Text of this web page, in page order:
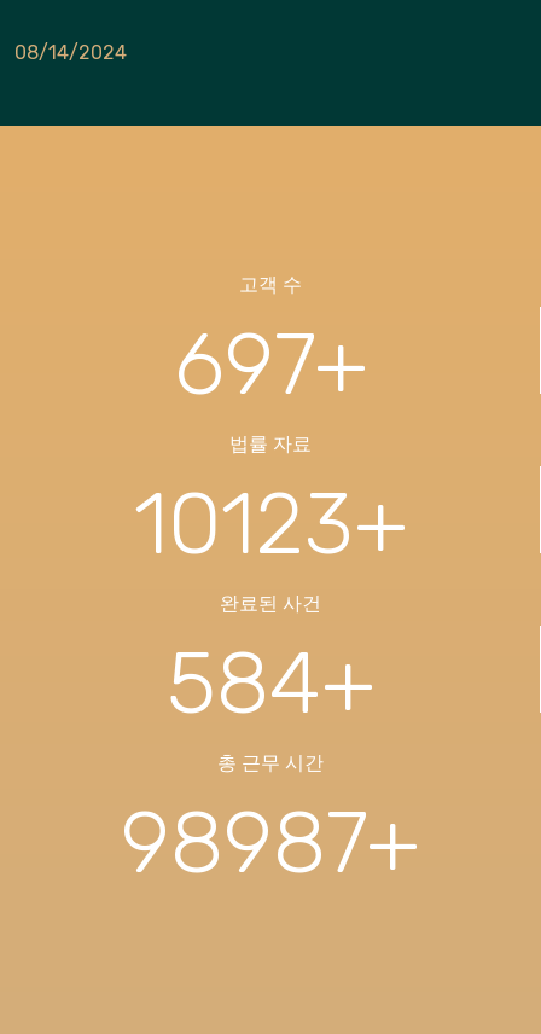
08/14/2024
고객 수
697+
법률 자료
10123+
완료된 사건
584+
총 근무 시간
98987+